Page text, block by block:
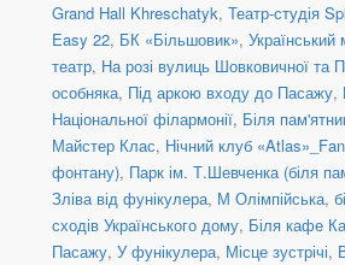
Grand Hall Khreschatyk, Театр-студія
Easy 22, БК «Більшовик»,
театр, На розі вулиць Шовковичної та
особняка, Під аркою входу до Пасажу,
Національної філармонії, Біля
Майстер Клас, Нічний клуб «Atlas»_Fan
фонтану), Парк ім. Т.Шевченка (біля
Зліва від фунікулера, М Олімпійська,
сходів Українського дому, Біля кафе
Пасажу, У фунікулера, Місце зустрічі,